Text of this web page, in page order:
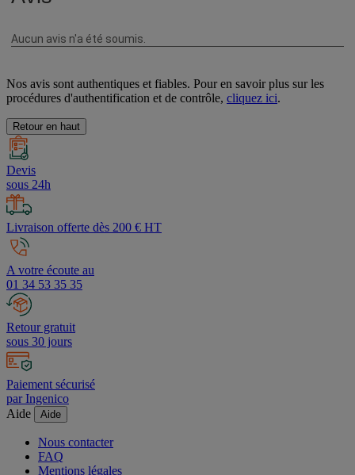
Nos avis sont authentiques et fiables. Pour en savoir plus sur les
procédures d'authentification et de contrôle, cliquez ici.
Retour en haut
Devis
sous 24h
Livraison offerte dès 200 € HT
A votre écoute au
01 34 53 35 35
Retour gratuit
sous 30 jours
Paiement sécurisé
par Ingenico
Aide
Aide
Nous contacter
FAQ
Mentions légales